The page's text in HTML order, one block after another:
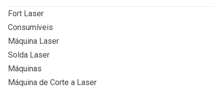
Fort Laser
Consumíveis
Máquina Laser
Solda Laser
Máquinas
Máquina de Corte a Laser